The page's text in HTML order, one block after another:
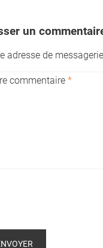
un
adresse de
commentaire *